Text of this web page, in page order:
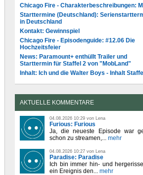
Chicago Fire - Charakterbeschreibungen:
Starttermine (Deutschland):
in Deutschland
Kontakt: Gewinnspiel
Chicago Fire - Episodenguide: #12.06 Die
Hochzeitsfeier
News: Paramount+ enthüllt Trailer und
Starttermin für Staffel 2 von "MobLand"
Inhalt: Ich und die Walter Boys - Inhalt
AKTUELLE KOMMENTARE
04.08.2026 10:29 von Lena
Furious: Furious
Ja, die neueste Episode war
schon zu streamen,... mehr
04.08.2026 10:27 von Lena
Paradise: Paradise
Ich bin immer hin- und
ein Ereignis den... mehr